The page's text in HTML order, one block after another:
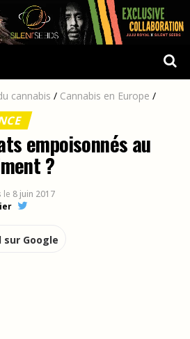
cannabis / Cannabis en Europe /
empoisonnés au
?
le 8 juin 2017
sur Google